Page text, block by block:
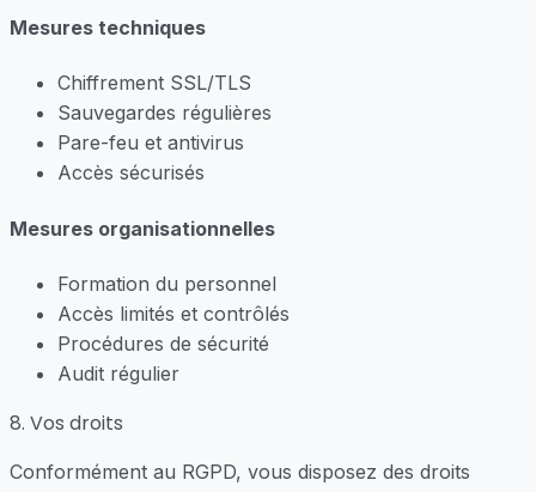
Mesures techniques
Chiffrement SSL/TLS
Sauvegardes régulières
Pare-feu et antivirus
Accès sécurisés
Mesures organisationnelles
Formation du personnel
Accès limités et contrôlés
Procédures de sécurité
Audit régulier
8. Vos droits
Conformément au RGPD, vous disposez des droits